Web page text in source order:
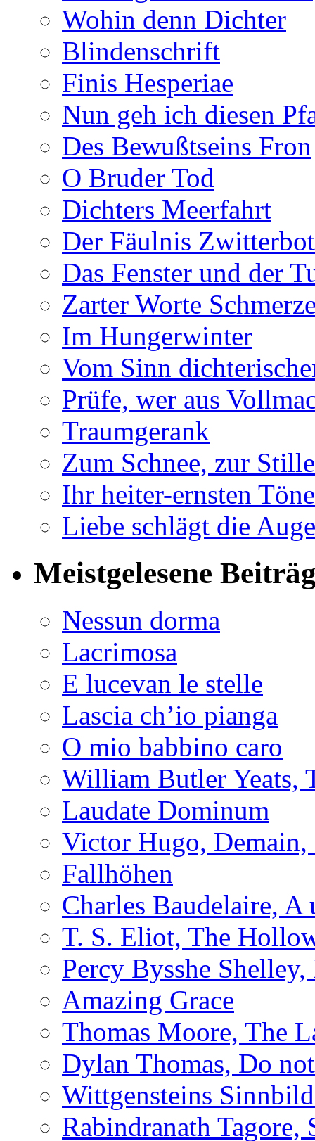
Wohin denn Dichter
Blindenschrift
Finis Hesperiae
Nun geh ich diesen
Des Bewußtseins Fron
O Bruder Tod
Dichters Meerfahrt
Der Fäulnis
Das Fenster und der
Zarter Worte
Im Hungerwinter
Vom Sinn
Prüfe, wer aus
Traumgerank
Zum Schnee, zur Stille
Ihr heiter-ernsten Töne
Liebe schlägt die
Meistgelesene
Nessun dorma
Lacrimosa
E lucevan le stelle
Lascia ch’io pianga
O mio babbino caro
William Butler Yeats,
Laudate Dominum
Victor Hugo, Demain,
Fallhöhen
Charles Baudelaire, A
T. S. Eliot, The
Percy Bysshe
Amazing Grace
Thomas Moore, The
Dylan Thomas, Do
Wittgensteins
Rabindranath